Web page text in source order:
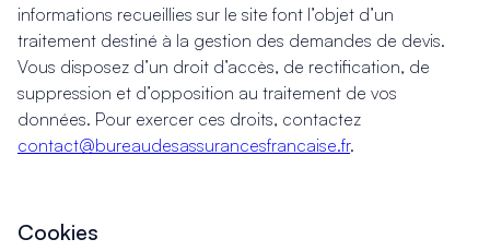
informations recueillies sur le site font l’objet d’un
traitement destiné à la gestion des demandes de devis.
Vous disposez d’un droit d’accès, de rectification, de
suppression et d’opposition au traitement de vos
données. Pour exercer ces droits, contactez
contact@bureaudesassurancesfrancaise.fr.
Cookies